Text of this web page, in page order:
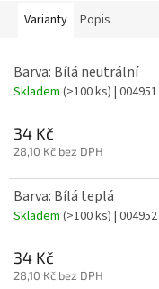
Varianty Popis
Barva: Bílá neutrální
Skladem (>100 ks) | 004951
34 Kč
28,10 Kč bez DPH
Barva: Bílá teplá
Skladem (>100 ks) | 004952
34 Kč
28,10 Kč bez DPH